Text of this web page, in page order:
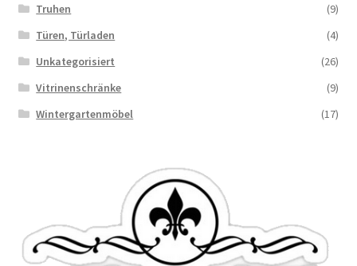
Truhen
(9)
Türen, Türladen
(4)
Unkategorisiert
(26)
Vitrinenschränke
(9)
Wintergartenmöbel
(17)